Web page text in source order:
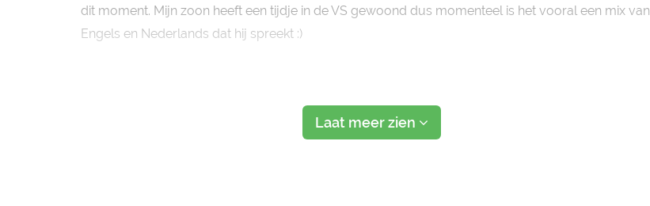
dit moment. Mijn zoon heeft een tijdje in de VS gewoond dus momenteel is het vooral een mix van
Engels en Nederlands dat hij spreekt :)
Laat meer zien